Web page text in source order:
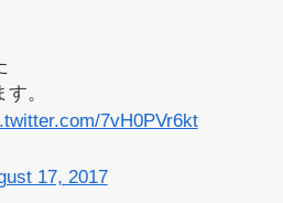
。
7vH0PVr6kt
17, 2017